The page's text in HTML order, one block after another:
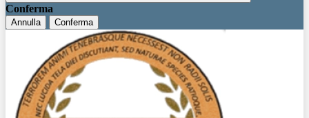
Conferma
Annulla Conferma